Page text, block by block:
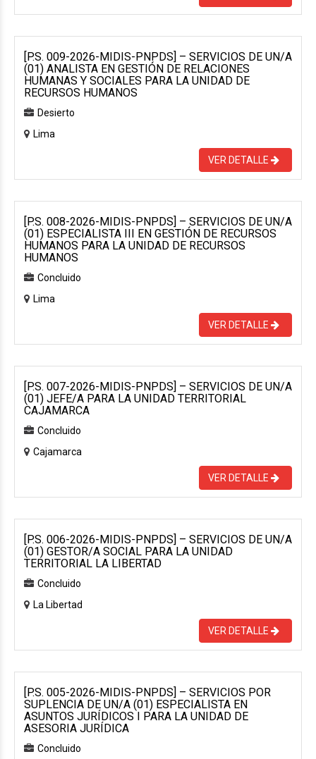
[P.S. 009-2026-MIDIS-PNPDS] – SERVICIOS DE UN/A
(01) ANALISTA EN GESTIÓN DE RELACIONES
HUMANAS Y SOCIALES PARA LA UNIDAD DE
RECURSOS HUMANOS
Desierto
Lima
VER DETALLE
[P.S. 008-2026-MIDIS-PNPDS] – SERVICIOS DE UN/A
(01) ESPECIALISTA III EN GESTIÓN DE RECURSOS
HUMANOS PARA LA UNIDAD DE RECURSOS
HUMANOS
Concluido
Lima
VER DETALLE
[P.S. 007-2026-MIDIS-PNPDS] – SERVICIOS DE UN/A
(01) JEFE/A PARA LA UNIDAD TERRITORIAL
CAJAMARCA
Concluido
Cajamarca
VER DETALLE
[P.S. 006-2026-MIDIS-PNPDS] – SERVICIOS DE UN/A
(01) GESTOR/A SOCIAL PARA LA UNIDAD
TERRITORIAL LA LIBERTAD
Concluido
La Libertad
VER DETALLE
[P.S. 005-2026-MIDIS-PNPDS] – SERVICIOS POR
SUPLENCIA DE UN/A (01) ESPECIALISTA EN
ASUNTOS JURÍDICOS I PARA LA UNIDAD DE
ASESORIA JURÍDICA
Concluido